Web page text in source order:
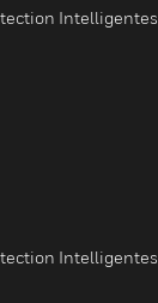
Intelligentes
Intelligentes